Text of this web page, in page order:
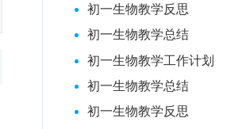
初一生物教学反思
初一生物教学总结
初一生物教学工作计划
初一生物教学总结
初一生物教学反思